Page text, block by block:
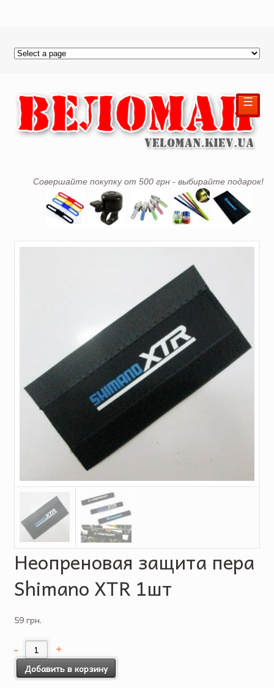
Совершайте покупку от 500 грн - выбирайте подарок!
☰
Неопреновая защита пера
Shimano XTR 1шт
59 грн.
Добавить в корзину